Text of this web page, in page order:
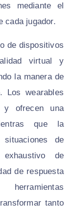
mediante el
cada jugador.
de dispositivos
virtual y
la manera de
Los wearables
y ofrecen una
que la
de
de
de respuesta
tanto